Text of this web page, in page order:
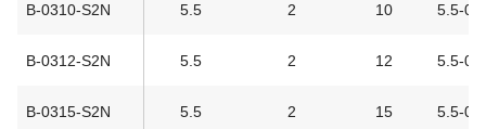
B-0310-S2N 5.5 2 10 5.5-0.7
B-0312-S2N 5.5 2 12 5.5-0.7
B-0315-S2N 5.5 2 15 5.5-0.7